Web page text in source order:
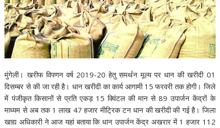
मुंगेली। खरीफ विपणन वर्ष 2019-20 हेतु समर्थन मूल्य पर धान की खरीदी 01
दिसम्बर से की जा रही है। धान खरीदी का कार्य आगामी 15 फरवरी तक होगी। जिले
में पंजीकृत किसानों से प्रति एकड़ 15 क्विंटल की मान से 89 उपार्जन केंद्रों के
माध्यम से अब तक 1 लाख 47 हजार मीट्रिक टन धान की खरीदी की गई है। जिला
खाद्य अधिकारी ने आज यहां बताया कि धान उपार्जन केंद्र अखरार में 1 हजार 112